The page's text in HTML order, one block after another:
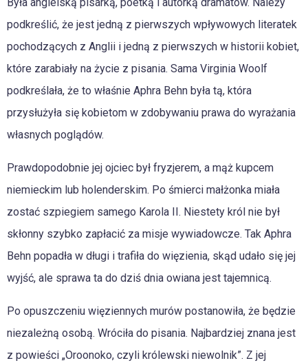
podkreślić, że jest jedną z pierwszych wpływowych literatek
pochodzących z Anglii i jedną z pierwszych w historii kobiet,
które zarabiały na życie z pisania. Sama Virginia Woolf
podkreślała, że to właśnie Aphra Behn była tą, która
przysłużyła się kobietom w zdobywaniu prawa do wyrażania
własnych poglądów.
Prawdopodobnie jej ojciec był fryzjerem, a mąż kupcem
niemieckim lub holenderskim. Po śmierci małżonka miała
zostać szpiegiem samego Karola II. Niestety król nie był
skłonny szybko zapłacić za misje wywiadowcze. Tak Aphra
Behn popadła w długi i trafiła do więzienia, skąd udało się jej
wyjść, ale sprawa ta do dziś dnia owiana jest tajemnicą.
Po opuszczeniu więziennych murów postanowiła, że będzie
niezależną osobą. Wróciła do pisania. Najbardziej znana jest
z powieści „Oroonoko, czyli królewski niewolnik”. Z jej